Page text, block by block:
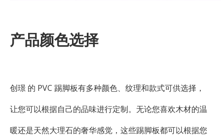
产品颜色选择
创璟 的 PVC 踢脚板有多种颜色、纹理和款式可供选择，
让您可以根据自己的品味进行定制。无论您喜欢木材的温
暖还是天然大理石的奢华感觉，这些踢脚板都可以根据您